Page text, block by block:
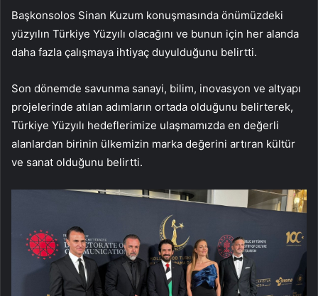
Başkonsolos Sinan Kuzum konuşmasında önümüzdeki
yüzyılın Türkiye Yüzyılı olacağını ve bunun için her alanda
daha fazla çalışmaya ihtiyaç duyulduğunu belirtti.
Son dönemde savunma sanayi, bilim, inovasyon ve altyapı
projelerinde atılan adımların ortada olduğunu belirterek,
Türkiye Yüzyılı hedeflerimize ulaşmamızda en değerli
alanlardan birinin ülkemizin marka değerini artıran kültür
ve sanat olduğunu belirtti.